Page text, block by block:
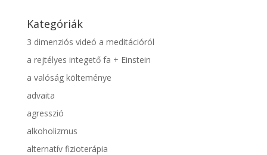
Kategóriák
3 dimenziós videó a meditációról
a rejtélyes integető fa + Einstein
a valóság költeménye
advaita
agresszió
alkoholizmus
alternatív fizioterápia